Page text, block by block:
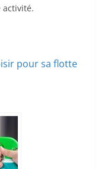
activité.
pour sa flotte